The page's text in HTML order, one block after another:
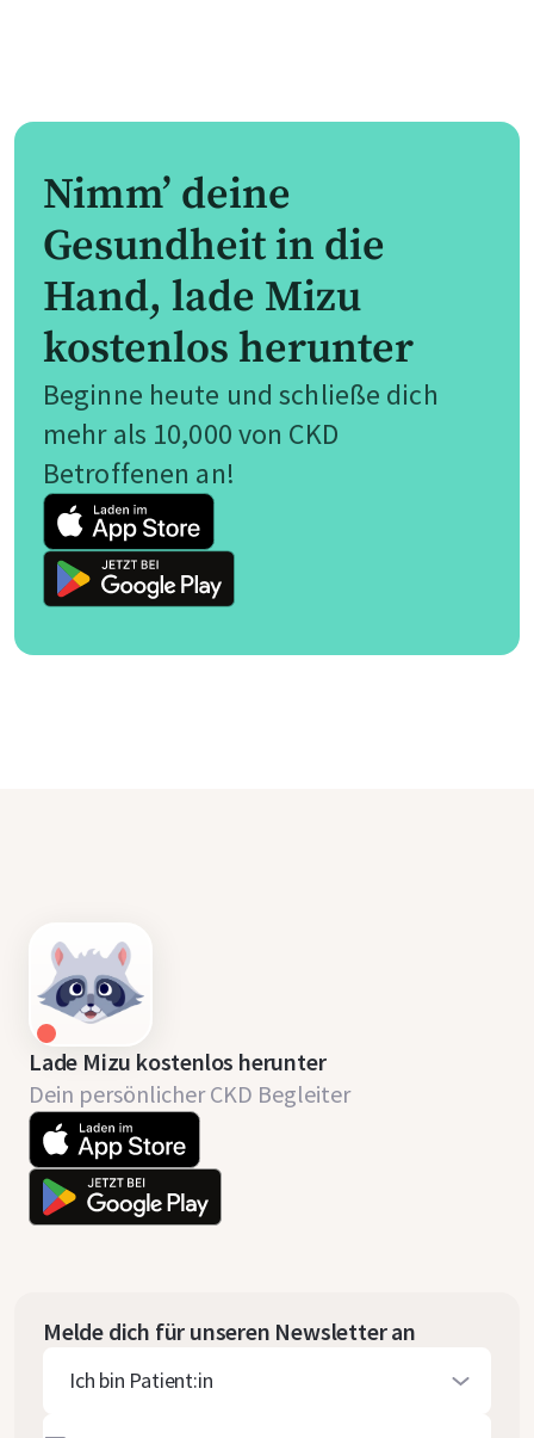
Nimm’ deine
Gesundheit in die
Hand, lade Mizu
kostenlos herunter
Beginne heute und schließe dich
mehr als 10,000 von CKD
Betroffenen an!
Lade Mizu kostenlos herunter
Dein persönlicher CKD Begleiter
Melde dich für unseren Newsletter an
Ich bin Patient:in